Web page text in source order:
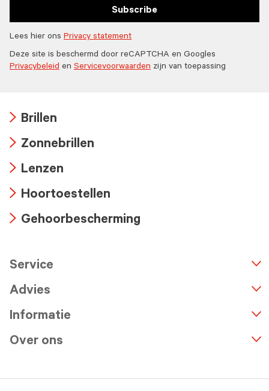
Subscribe
Lees hier ons Privacy statement
Deze site is beschermd door reCAPTCHA en Googles
Privacybeleid en Servicevoorwaarden zijn van toepassing
icon
Brillen
icon
Zonnebrillen
icon
Lenzen
icon
Hoortoestellen
Gehoorbescherming
Service
Advies
Informatie
Over ons